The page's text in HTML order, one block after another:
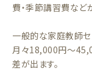
費・季節講習費など
一般的な家庭教師
月々18,000円〜
差が出ます。